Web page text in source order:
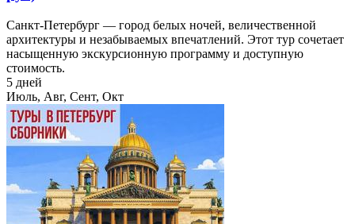
Санкт-Петербург — город белых ночей, величественной
архитектуры и незабываемых впечатлений. Этот тур сочетает
насыщенную экскурсионную программу и доступную
стоимость.
5 дней
Июль, Авг, Сент, Окт